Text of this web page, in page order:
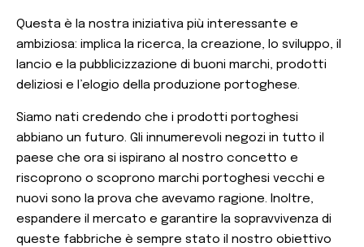
Questa è la nostra iniziativa più interessante e
ambiziosa: implica la ricerca, la creazione, lo sviluppo, il
lancio e la pubblicizzazione di buoni marchi, prodotti
deliziosi e l’elogio della produzione portoghese.
Siamo nati credendo che i prodotti portoghesi
abbiano un futuro. Gli innumerevoli negozi in tutto il
paese che ora si ispirano al nostro concetto e
riscoprono o scoprono marchi portoghesi vecchi e
nuovi sono la prova che avevamo ragione. Inoltre,
espandere il mercato e garantire la sopravvivenza di
queste fabbriche è sempre stato il nostro obiettivo